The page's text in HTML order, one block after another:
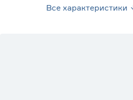
Все характеристики